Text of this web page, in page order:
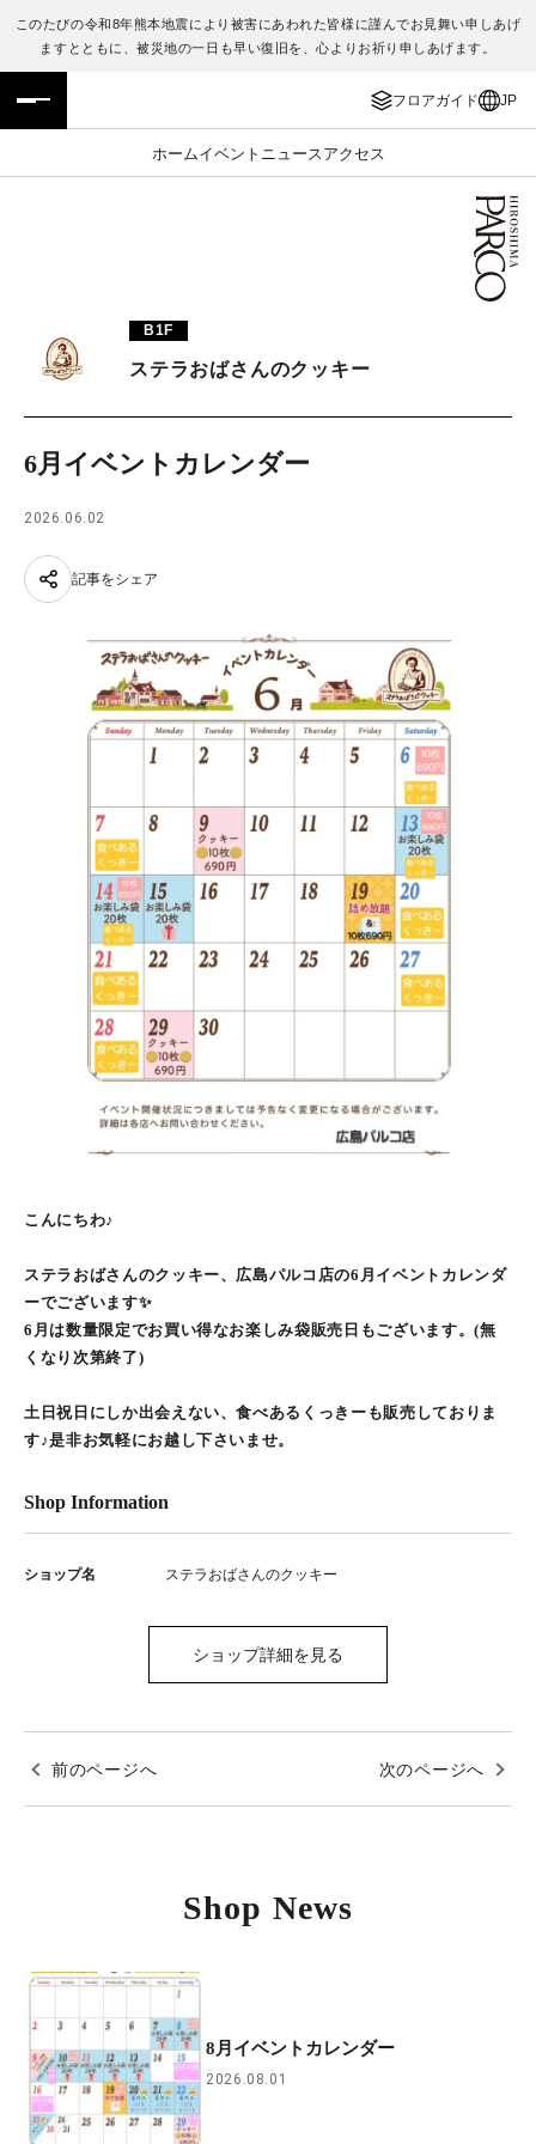
このたびの令和8年熊本地震により被害にあわれた皆様に謹んでお見舞い申しあげ
ますとともに、被災地の一日も早い復旧を、心よりお祈り申しあげます。
フロアガイド JP
ホームイベント ニュース アクセス
フロアガイド
施設案内・アクセス
TAX FREE
ENGLISH
繁体字
日本語
B1F
ステラおばさんのクッキー
6月イベントカレンダー
2026.06.02
記事をシェア
こんにちわ♪
ステラおばさんのクッキー、広島パルコ店の6月イベントカレンダ
ーでございます✨
6月は数量限定でお買い得なお楽しみ袋販売日もございます。(無
くなり次第終了)
土日祝日にしか出会えない、食べあるくっきーも販売しておりま
す♪是非お気軽にお越し下さいませ。
Shop Information
ショップ名 ステラおばさんのクッキー
ショップ詳細を見る
前のページへ 次のページへ
Shop News
8月イベントカレンダー
2026.08.01